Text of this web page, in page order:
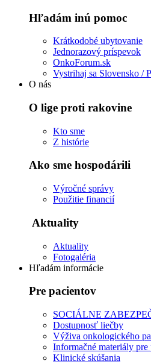
Hľadám inú pomoc
Krátkodobé ubytovanie
Jednorazový príspevok
OnkoForum.sk
Vystrihaj sa Slovensko /
O nás
O lige proti rakovine
Kto sme
Z histórie
Ako sme hospodárili
Výročné správy
Použitie financií
Aktuality
Aktuality
Fotogaléria
Hľadám informácie
Pre pacientov
SOCIÁLNE
Dostupnosť liečby
Výživa onkologického
Informačné materiály pre
Klinické skúšania